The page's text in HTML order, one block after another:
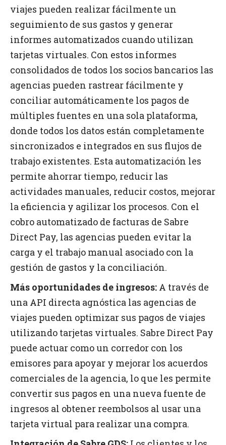
viajes pueden realizar fácilmente un
seguimiento de sus gastos y generar
informes automatizados cuando utilizan
tarjetas virtuales. Con estos informes
consolidados de todos los socios bancarios las
agencias pueden rastrear fácilmente y
conciliar automáticamente los pagos de
múltiples fuentes en una sola plataforma,
donde todos los datos están completamente
sincronizados e integrados en sus flujos de
trabajo existentes. Esta automatización les
permite ahorrar tiempo, reducir las
actividades manuales, reducir costos, mejorar
la eficiencia y agilizar los procesos. Con el
cobro automatizado de facturas de Sabre
Direct Pay, las agencias pueden evitar la
carga y el trabajo manual asociado con la
gestión de gastos y la conciliación.
Más oportunidades de ingresos: A través de
una API directa agnóstica las agencias de
viajes pueden optimizar sus pagos de viajes
utilizando tarjetas virtuales. Sabre Direct Pay
puede actuar como un corredor con los
emisores para apoyar y mejorar los acuerdos
comerciales de la agencia, lo que les permite
convertir sus pagos en una nueva fuente de
ingresos al obtener reembolsos al usar una
tarjeta virtual para realizar una compra.